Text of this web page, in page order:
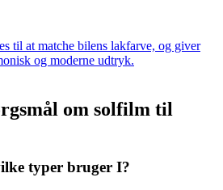
til at matche bilens lakfarve, og giver
og moderne udtryk.​
om solfilm til
typer bruger I?